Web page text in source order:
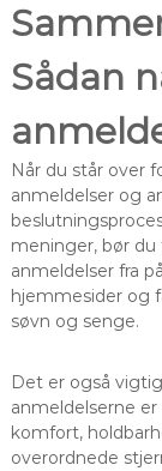
Sådan
Når du står over
anmeldelser og
meninger, bør
anmeldelser fra
hjemmesider og
søvn og senge.
Det er også
anmeldelserne
komfort,
overordnede